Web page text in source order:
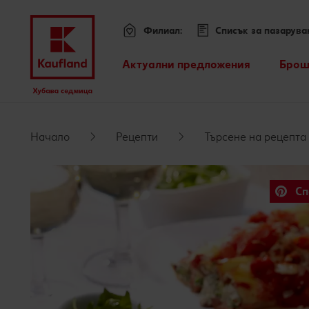
Sticky side bar
Меню
Актуални предложения
Филиал: Списък за
Начало Рецепти Търсене на рецепта